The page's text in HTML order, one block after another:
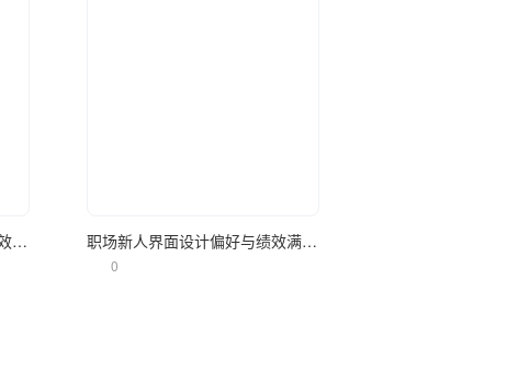
餐饮从业者界面设计偏好与绩效满意度调查
职场新人界面设计偏好与绩效满意度调查
0